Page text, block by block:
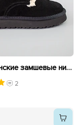
Кеды женские замшевые низкие на меху 593597 Черные
2